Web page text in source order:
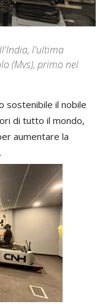
l'ultima
(Mvs), primo nel
sostenibile il nobile
di tutto il mondo,
aumentare la
.